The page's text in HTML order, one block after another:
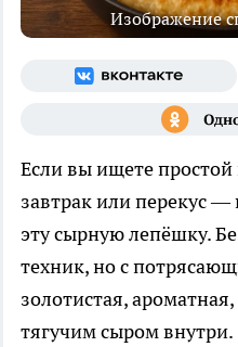
Изображение
Если вы ищете
завтрак или перекус
эту сырную лепёшку.
техник, но с
золотистая,
тягучим сыром внутри.